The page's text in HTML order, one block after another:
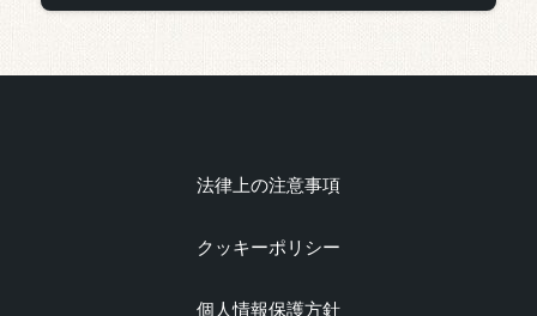
法律上の注意事項
クッキーポリシー
個人情報保護方針